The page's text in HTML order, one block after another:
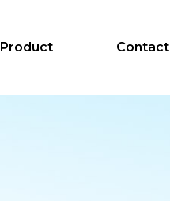
Product Contact